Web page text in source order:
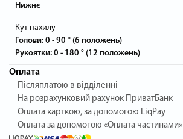
Нижнє
Кут нахилу
Голови: 0 - 90 ° (6 положень)
Рукоятки: 0 - 180 ° (12 положень)
Оплата
Післяплатою в відділенні
На розрахунковий рахунок ПриватБанк
Оплата карткою, за допомогою LiqPay
Оплата за допомогою «Оплата частинами»